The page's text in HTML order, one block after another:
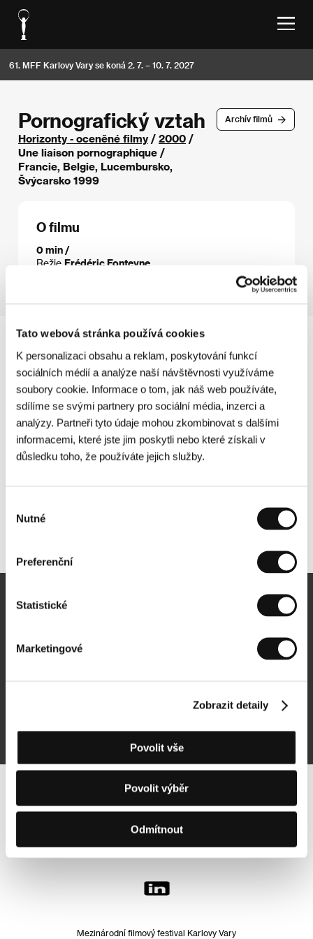
Tato webová stránka používá cookies
K personalizaci obsahu a reklam, poskytování funkcí
sociálních médií a analýze naší návštěvnosti využíváme
soubory cookie. Informace o tom, jak náš web používáte,
sdílíme se svými partnery pro sociální média, inzerci a
analýzy. Partneři tyto údaje mohou zkombinovat s dalšími
informacemi, které jste jim poskytli nebo které získali v
důsledku toho, že používáte jejich služby.
souhlasu
Nutné
Preferenční
Statistické
Marketingové
Zobrazit detaily
Povolit vše
Povolit výběr
Odmítnout
61. MFF Karlovy Vary se koná 2. 7. – 10. 7. 2027
Archív filmů
Pornografický vztah
Horizonty - oceněné filmy/ 2000 /
Une liaison pornographique /
Francie, Belgie, Lucembursko,
Švýcarsko 1999
O filmu
0 min /
Režie Frédéric Fonteyne
Přihlášením souhlasím sezpracováním osobních údajů
Sledujte nás na síti:
Mezinárodní filmový festival Karlovy Vary